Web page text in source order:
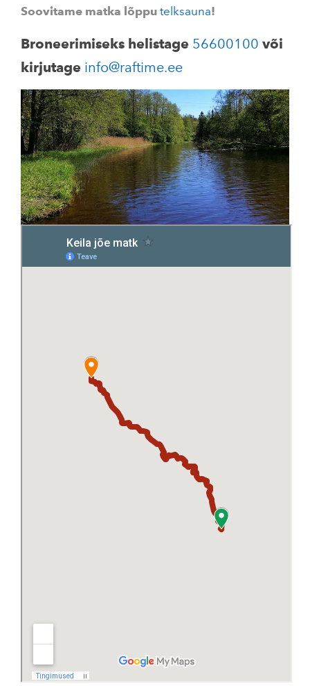
Soovitame matka lõppu telksauna!
Broneerimiseks helistage 56600100 või
kirjutage info@raftime.ee